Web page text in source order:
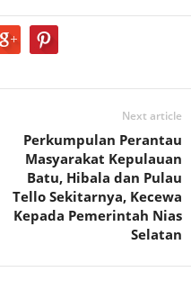
Next article
Perkumpulan Perantau
Masyarakat Kepulauan
Batu, Hibala dan Pulau
Tello Sekitarnya, Kecewa
Kepada Pemerintah Nias
Selatan